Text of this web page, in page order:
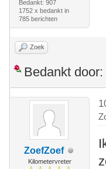
Bedankt: 907
1752 x bedankt in
785 berichten
Zoek
Bedankt door:
ZoefZoef
Kilometervreter